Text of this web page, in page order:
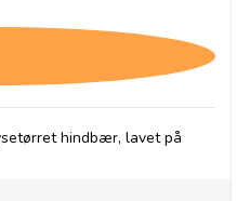
hindbær, lavet på